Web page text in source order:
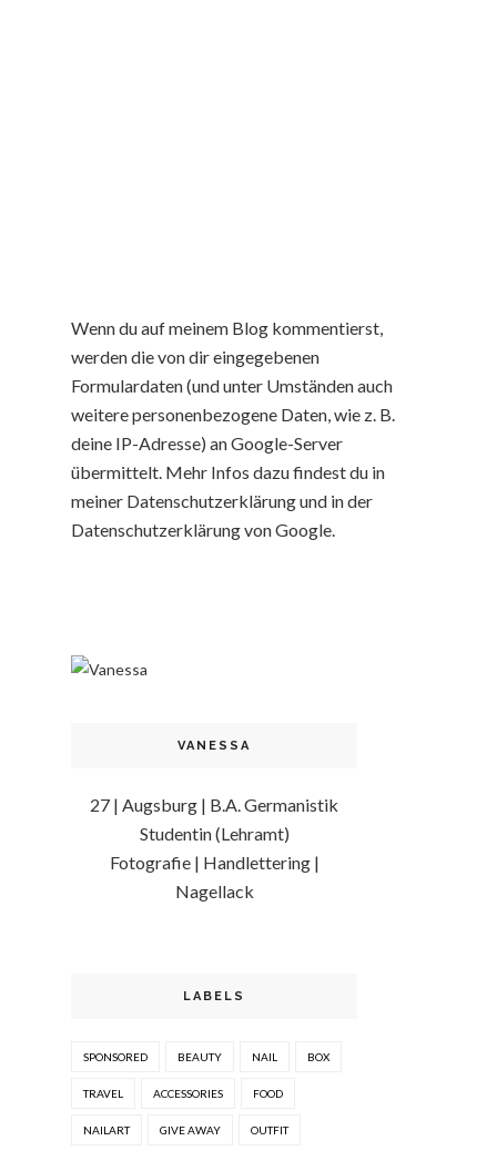
Wenn du auf meinem Blog kommentierst,
werden die von dir eingegebenen
Formulardaten (und unter Umständen auch
weitere personenbezogene Daten, wie z. B.
deine IP-Adresse) an Google-Server
übermittelt. Mehr Infos dazu findest du in
meiner Datenschutzerklärung und in der
Datenschutzerklärung von Google.
VANESSA
27 | Augsburg | B.A. Germanistik
Studentin (Lehramt)
Fotografie | Handlettering |
Nagellack
LABELS
SPONSORED BEAUTY NAIL BOX
TRAVEL ACCESSORIES FOOD
NAILART GIVE AWAY OUTFIT